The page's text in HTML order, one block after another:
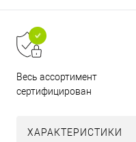
Весь ассортимент
сертифицирован
ХАРАКТЕРИСТИКИ